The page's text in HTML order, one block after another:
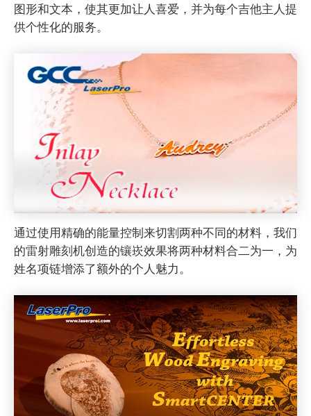
图形和文本，使其更加让人喜爱，并为每个吉他主人提
供个性化的服务。
通过使用精确的能量控制来切割两种不同的材料，我们
的雷射雕刻机创造的镶崁效果将两种材料合二为一，为
姓名项链增添了额外的个人魅力。